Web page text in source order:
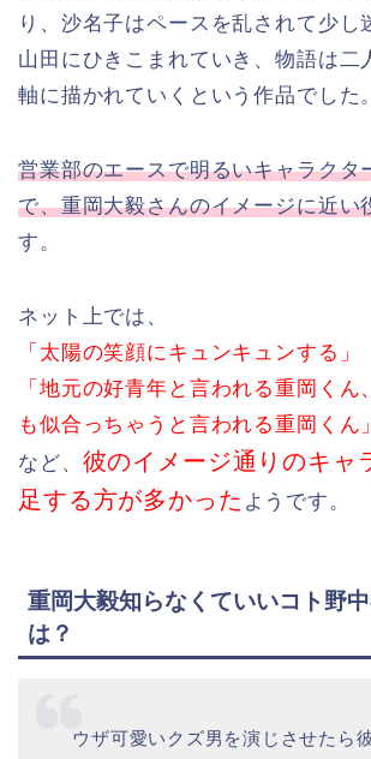
り、沙名子はペースを乱されて少し
山田にひきこまれていき、物語は二
軸に描かれていくという作品でした。
営業部のエースで明るいキャラクタ
で、重岡大毅さんのイメージに近い
す。
ネット上では、
「太陽の笑顔にキュンキュンする」
「地元の好青年と言われる重岡くん
も似合っちゃうと言われる重岡くん」
など、 彼のイメージ通りのキャ
足する方が多かった ようです。
重岡大毅知らなくていいコト野
は？
ウザ可愛いクズ男を演じさせたら